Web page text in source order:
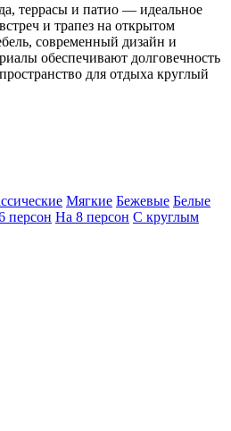
террасы и патио — идеальное
и трапез на открытом
современный дизайн и
обеспечивают долговечность
для отдыха круглый
Мягкие Бежевые Белые
персон На 8 персон С круглым